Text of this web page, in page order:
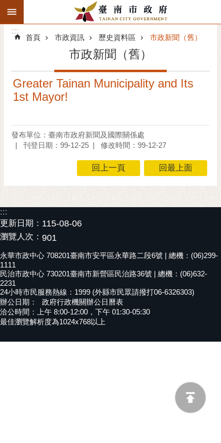
跳到主要內容區塊
搜
階
精彩府城
市府團隊
市政資訊
市民互動
黃
哲
螢
光
花
泉
花
:::
:::
首頁 市政資訊 歷史資料區 市政新聞（舊）
市政新聞（舊）
Greater Tainan Municipality and Its
1st Mayor!
發布單位：臺南市政府新聞及國際關係處
刊登日期：99-12-25
修改時間：99-12-27
回上一頁 回最上面
:::
更新日期： 115-08-06
瀏覽人次： 901
永華市政中心 708201臺南市安平區永華路二段6號 | 總機：(06)299-
1111
民治市政中心 730201臺南市新營區民治路36號 | 總機：(06)632-
2231
24小時市民服務熱線：1999 (外縣市民眾請撥打06-6326303)
辦公日期：
政府行政機關辦公日曆表
洽公時間：上午 8:00-12:00，下午 01:30-05:30
最佳瀏覽解析度為1024x768以上